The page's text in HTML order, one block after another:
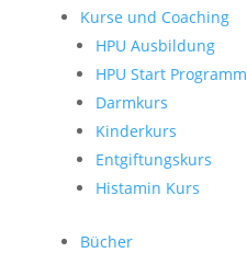
Kurse und Coaching
HPU Ausbildung
HPU Start Programm
Darmkurs
Kinderkurs
Entgiftungskurs
Histamin Kurs
Bücher